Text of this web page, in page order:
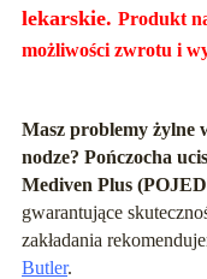
lekarskie. Produkt
możliwości zwrotu i
Masz problemy żylne
nodze? Pończocha
Mediven Plus
gwarantujące
zakładania
Butler.